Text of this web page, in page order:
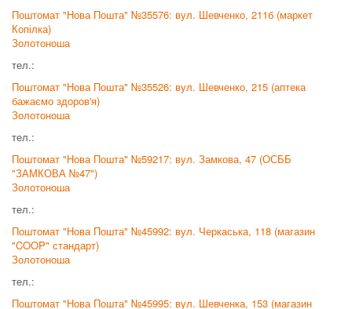
Поштомат "Нова Пошта" №35576: вул. Шевченко, 211б (маркет
Копілка)
Золотоноша
тел.:
Поштомат "Нова Пошта" №35526: вул. Шевченко, 215 (аптека
бажаємо здоров'я)
Золотоноша
тел.:
Поштомат "Нова Пошта" №59217: вул. Замкова, 47 (ОСББ
"ЗАМКОВА №47")
Золотоноша
тел.:
Поштомат "Нова Пошта" №45992: вул. Черкаська, 118 (магазин
"COOP" стандарт)
Золотоноша
тел.:
Поштомат "Нова Пошта" №45995: вул. Шевченка, 153 (магазин